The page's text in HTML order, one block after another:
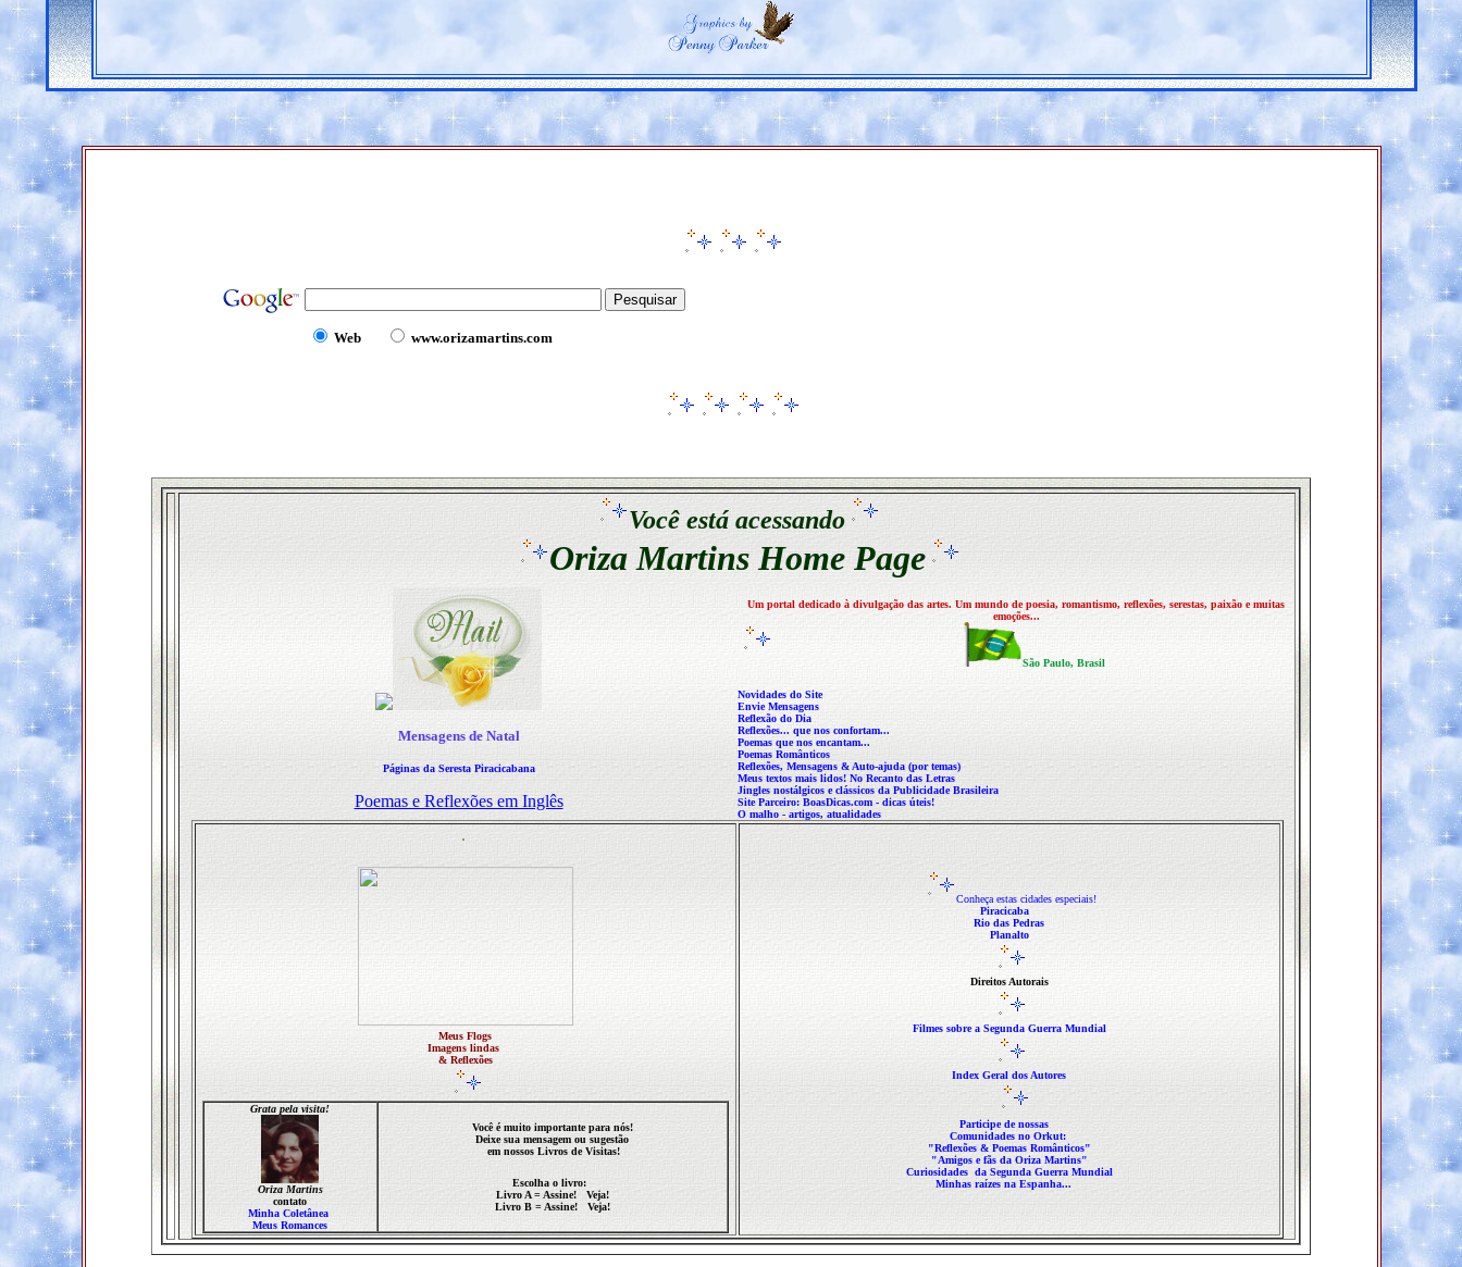
Web www.orizamartins.com
Você está acessando
Oriza Martins Home Page
Mensagens de Natal
Páginas da Seresta Piracicabana
Poemas e Reflexões em Inglês
Um portal dedicado à divulgação das artes. Um mundo de poesia, romantismo, reflexões, serestas, paixão e muitas
emoções...
São Paulo, Brasil
Novidades do Site
Envie Mensagens
Reflexão do Dia
Reflexões... que nos confortam...
Poemas que nos encantam...
Poemas Românticos
Reflexões, Mensagens & Auto-ajuda (por temas)
Meus textos mais lidos! No Recanto das Letras
Jingles nostálgicos e clássicos da Publicidade Brasileira
Site Parceiro: BoasDicas.com - dicas úteis!
O malho - artigos, atualidades
.
Meus Flogs
Imagens lindas
& Reflexões
Grata pela visita!
Oriza Martins
contato
Minha Coletânea
Meus Romances
Você é muito importante para nós!
Deixe sua mensagem ou sugestão
em nossos Livros de Visitas!
Escolha o livro:
Livro A = Assine!
Veja!
Livro B = Assine! Veja!
Conheça estas cidades especiais!
Piracicaba
Rio das Pedras
Planalto
Direitos Autorais
Filmes sobre a Segunda Guerra Mundial
Index Geral dos Autores
Participe de nossas
Comunidades no Orkut:
"Reflexões & Poemas Românticos"
"Amigos e fãs da Oriza Martins"
Curiosidades da Segunda Guerra Mundial
Minhas raízes na Espanha...